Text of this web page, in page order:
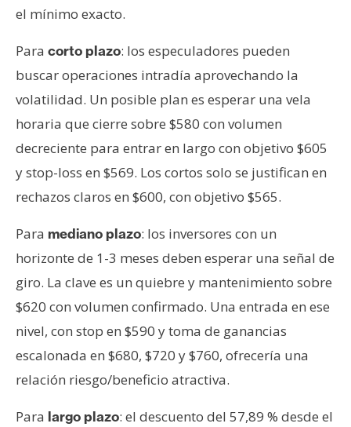
el mínimo exacto.
Para corto plazo: los especuladores pueden
buscar operaciones intradía aprovechando la
volatilidad. Un posible plan es esperar una vela
horaria que cierre sobre $580 con volumen
decreciente para entrar en largo con objetivo $605
y stop-loss en $569. Los cortos solo se justifican en
rechazos claros en $600, con objetivo $565.
Para mediano plazo: los inversores con un
horizonte de 1-3 meses deben esperar una señal de
giro. La clave es un quiebre y mantenimiento sobre
$620 con volumen confirmado. Una entrada en ese
nivel, con stop en $590 y toma de ganancias
escalonada en $680, $720 y $760, ofrecería una
relación riesgo/beneficio atractiva.
Para largo plazo: el descuento del 57,89 % desde el